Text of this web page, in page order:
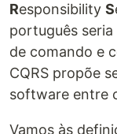
Responsibility S
português
de comando e
CQRS propõe
software entre
Vamos às